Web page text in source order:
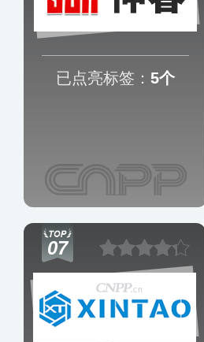
已点亮标签： 5个
07